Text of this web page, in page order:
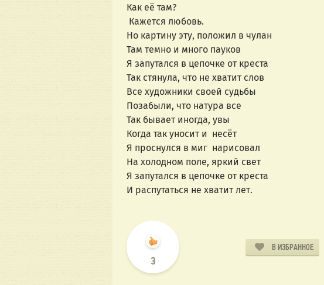
Как её там?
Кажется любовь.
Но картину эту, положил в чулан
Там темно и много пауков
Я запутался в цепочке от креста
Так стянула, что не хватит слов
Все художники своей судьбы
Позабыли, что натура все
Так бывает иногда, увы
Когда так уносит и  несёт
Я проснулся в миг  нарисовал
На холодном поле, яркий свет
Я запутался в цепочке от креста
И распутаться не хватит лет.
3
В ИЗБРАННОЕ